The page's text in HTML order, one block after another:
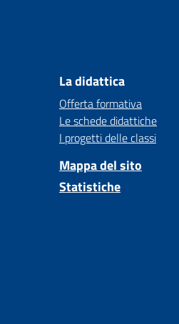
La didattica
Offerta formativa
Le schede didattiche
I progetti delle classi
Mappa del sito
Statistiche